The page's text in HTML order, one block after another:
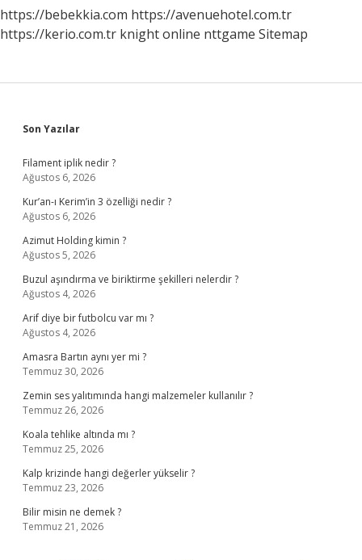
https://bebekkia.com https://avenuehotel.com.tr
https://kerio.com.tr knight online nttgame Sitemap
Sidebar
Son Yazılar
Filament iplik nedir ?
Ağustos 6, 2026
Kur’an-ı Kerim’in 3 özelliği nedir ?
Ağustos 6, 2026
Azimut Holding kimin ?
Ağustos 5, 2026
Buzul aşındırma ve biriktirme şekilleri nelerdir ?
Ağustos 4, 2026
Arif diye bir futbolcu var mı ?
Ağustos 4, 2026
Amasra Bartın aynı yer mi ?
Temmuz 30, 2026
Zemin ses yalıtımında hangi malzemeler kullanılır ?
Temmuz 26, 2026
Koala tehlike altında mı ?
Temmuz 25, 2026
Kalp krizinde hangi değerler yükselir ?
Temmuz 23, 2026
Bilir misin ne demek ?
Temmuz 21, 2026